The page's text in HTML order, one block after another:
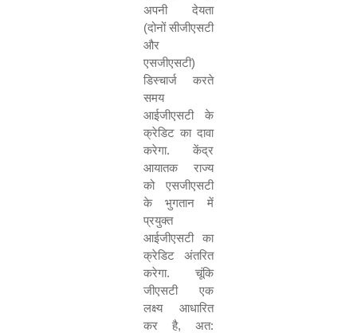
अपनी देयता
(दोनों सीजीएसटी
और
एसजीएसटी)
डिस्चार्ज करते
समय
आईजीएसटी के
क्रेडिट का दावा
करेगा. केंद्र
आयातक राज्य
को एसजीएसटी
के भुगतान में
प्रयुक्त
आईजीएसटी का
क्रेडिट अंतरित
करेगा. चूंकि
जीएसटी एक
लक्ष्य आधारित
कर है, अत: